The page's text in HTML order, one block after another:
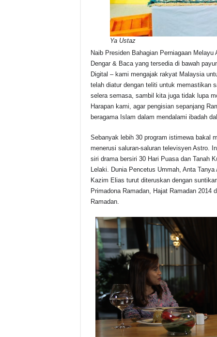
Ya Ustaz
Naib Presiden Bahagian Perniagaan
Dengar & Baca yang tersedia di bawah
Digital – kami mengajak rakyat Malaysia
telah diatur dengan teliti untuk memastikan
selera semasa, sambil kita juga tidak lupa
Harapan kami, agar pengisian sepanjang
beragama Islam dalam mendalami ibadah
Sebanyak lebih 30 program istimewa bakal
menerusi saluran-saluran televisyen Astro.
siri drama bersiri 30 Hari Puasa dan Tanah
Lelaki. Dunia Pencetus Ummah, Anta
Kazim Elias turut diteruskan dengan
Primadona Ramadan, Hajat Ramadan
Ramadan.